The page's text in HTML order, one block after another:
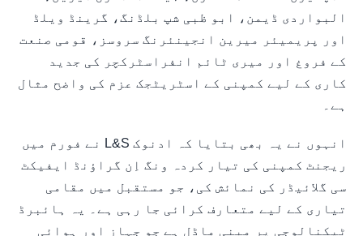
البواردی ڈیمن، ابو ظبی شپ بلڈنگ، گرینڈ ویلڈ
اور پریمیئر میرین انجینئرنگ سروسز، قومی صنعت
کے فروغ اور میری ٹائم انفراسٹرکچر کی جدید
کاری کے لیے کمپنی کے اسٹریٹجک عزم کی واضح مثال
ہے۔
انہوں نے یہ بھی بتایا کہ ادنوک L&S نے فورم میں
ریجنٹ کمپنی کی تیار کردہ ونگ اِن گراؤنڈ ایفیکٹ
سی گلائیڈر کی نمائش کی، جو مستقبل میں مقامی
تیاری کے لیے متعارف کرائی جا رہی ہے۔ یہ ہائبرڈ
ٹیکنالوجی پر مبنی ماڈل ہے جو جہاز اور ہوائی